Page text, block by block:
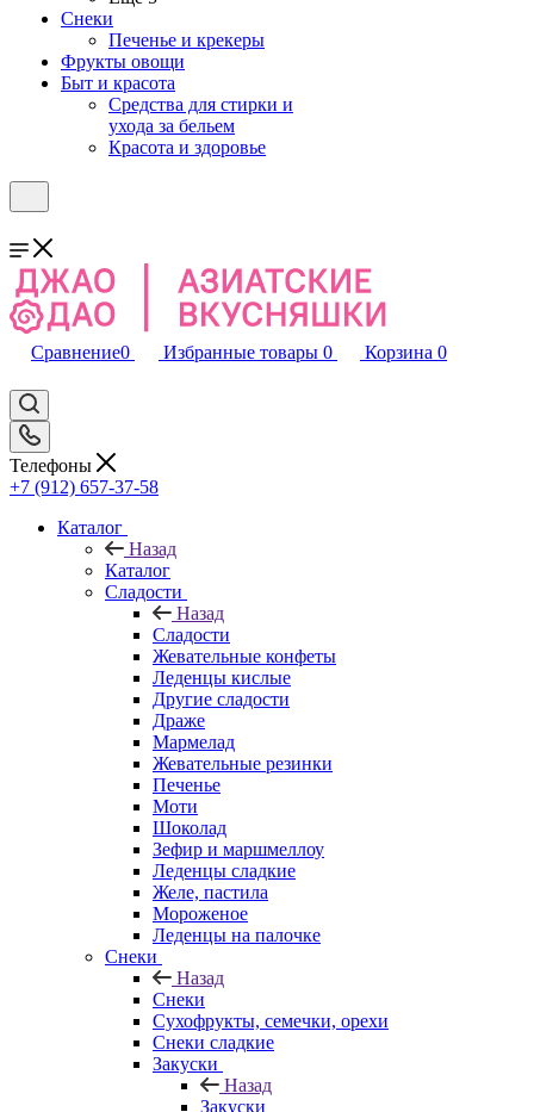
Снеки
Печенье и крекеры
Фрукты овощи
Быт и красота
Средства для стирки и
ухода за бельем
Красота и здоровье
Сравнение0 Избранные товары 0 Корзина 0
Телефоны
+7 (912) 657-37-58
Каталог
Назад
Каталог
Сладости
Назад
Сладости
Жевательные конфеты
Леденцы кислые
Другие сладости
Драже
Мармелад
Жевательные резинки
Печенье
Моти
Шоколад
Зефир и маршмеллоу
Леденцы сладкие
Желе, пастила
Мороженое
Леденцы на палочке
Снеки
Назад
Снеки
Сухофрукты, семечки, орехи
Снеки сладкие
Закуски
Назад
Закуски